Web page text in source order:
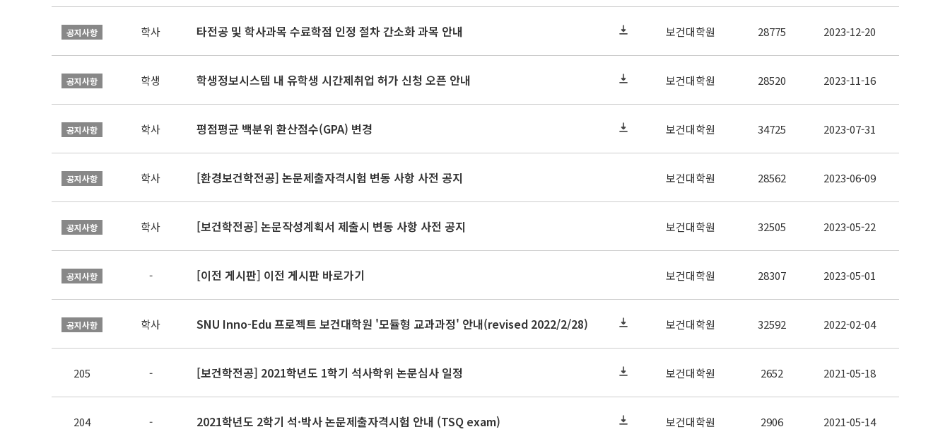
공지사항 학사 타전공 및 학사과목 수료학점 인정 절차 간소화 과목 안내 보건대학원 28775 2023-12-20
공지사항 학생 학생정보시스템 내 유학생 시간제취업 허가 신청 오픈 안내 보건대학원 28520 2023-11-16
공지사항 학사 평점평균 백분위 환산점수(GPA) 변경 보건대학원 34725 2023-07-31
공지사항 학사 [환경보건학전공] 논문제출자격시험 변동 사항 사전 공지 보건대학원 28562 2023-06-09
공지사항 학사 [보건학전공] 논문작성계획서 제출시 변동 사항 사전 공지 보건대학원 32505 2023-05-22
공지사항 - [이전 게시판] 이전 게시판 바로가기 보건대학원 28307 2023-05-01
공지사항 학사 SNU Inno-Edu 프로젝트 보건대학원 '모듈형 교과과정' 안내(revised 2022/2/28) 보건대학원 32592 2022-02-04
205 - [보건학전공] 2021학년도 1학기 석사학위 논문심사 일정 보건대학원 2652 2021-05-18
204 - 2021학년도 2학기 석·박사 논문제출자격시험 안내 (TSQ exam) 보건대학원 2906 2021-05-14